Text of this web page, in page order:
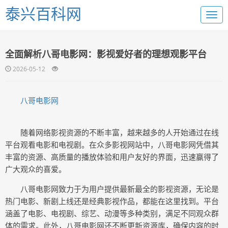
泰兴百科网
全面解析八哥电影网：影视爱好者的理想观影平台
2026-05-12
八哥电影网
随着网络影视资源的不断丰富，越来越多的人开始通过在线
平台观看电影和电视剧。在众多影视网站中，八哥电影网凭借其
丰富的资源、高质量的播放体验和用户友好的界面，迅速赢得了
广大观众的喜爱。
八哥电影网致力于为用户提供最新最全的影视资源，无论是
热门电影、新剧上线还是经典影视作品，都能在这里找到。平台
涵盖了电影、电视剧、综艺、动漫等多种类别，满足不同观众群
体的需求。此外，八哥电影网还不断更新资源库，确保内容的时